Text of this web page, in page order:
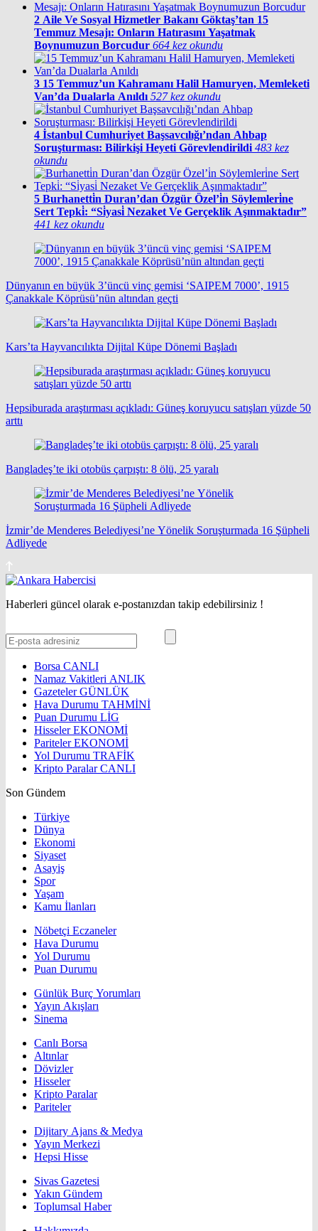
2 Aile Ve Sosyal Hizmetler Bakanı Göktaş’tan 15
Temmuz Mesajı: Onların Hatırasını Yaşatmak
Boynumuzun Borcudur 664 kez okundu
3 15 Temmuz’un Kahramanı Halil Hamuryen, Memleketi
Van’da Dualarla Anıldı 527 kez okundu
4 İstanbul Cumhuriyet Başsavcılığı’ndan Ahbap
Soruşturması: Bilirkişi Heyeti Görevlendirildi 483 kez
okundu
5 Burhanetti̇n Duran’dan Özgür Özel’i̇n Söylemleri̇ne
Sert Tepki̇: “Si̇yasi̇ Nezaket Ve Gerçeklik Aşınmaktadır”
441 kez okundu
Dünyanın en büyük 3’üncü vinç gemisi ‘SAIPEM 7000’, 1915
Çanakkale Köprüsü’nün altından geçti
Kars’ta Hayvancılıkta Dijital Küpe Dönemi Başladı
Hepsiburada araştırması açıkladı: Güneş koruyucu satışları yüzde 50
arttı
Bangladeş’te iki otobüs çarpıştı: 8 ölü, 25 yaralı
İzmir’de Menderes Belediyesi’ne Yönelik Soruşturmada 16 Şüpheli
Adliyede
Haberleri güncel olarak e-postanızdan takip edebilirsiniz !
Borsa CANLI
Namaz Vakitleri ANLIK
GazetelerGÜNLÜK
Hava Durumu TAHMİNİ
Puan Durumu LİG
HisselerEKONOMİ
ParitelerEKONOMİ
Yol Durumu TRAFİK
Kripto ParalarCANLI
Son Gündem
Türkiye
Dünya
Ekonomi
Siyaset
Asayiş
Spor
Yaşam
Kamu İlanları
Nöbetçi Eczaneler
Hava Durumu
Yol Durumu
Puan Durumu
Günlük Burç Yorumları
Yayın Akışları
Sinema
Canlı Borsa
Altınlar
Dövizler
Hisseler
Kripto Paralar
Pariteler
Dijitary Ajans & Medya
Yayın Merkezi
Hepsi Hisse
Sivas Gazetesi
Yakın Gündem
Toplumsal Haber